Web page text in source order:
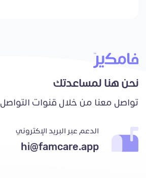
نحن هنا لمساعدتك
تواصل معنا من خلال قنوات التواصل
الدعم عبر البريد الإكتروني
hi@famcare.app